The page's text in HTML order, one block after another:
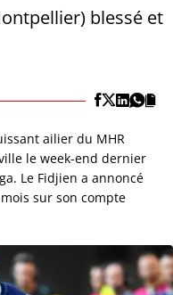
blessé et
ailier du MHR
le week-end dernier
Le Fidjien a annoncé
sur son compte